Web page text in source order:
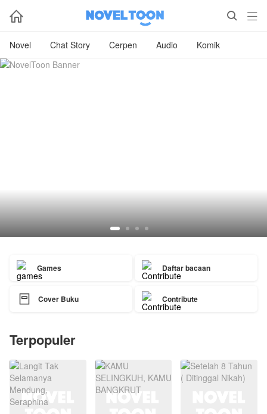
  
Novel Chat Story Cerpen Audio Komik
Games Daftar bacaan
 Cover Buku Contribute
Terpopuler